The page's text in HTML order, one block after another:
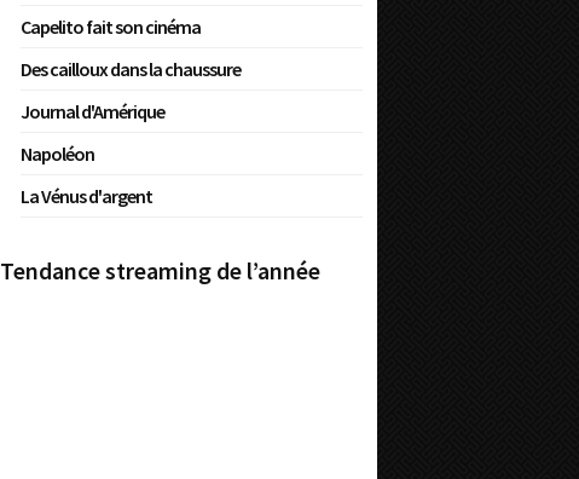
Capelito fait son cinéma
Des cailloux dans la chaussure
Journal d'Amérique
Napoléon
La Vénus d'argent
Tendance streaming de l’année